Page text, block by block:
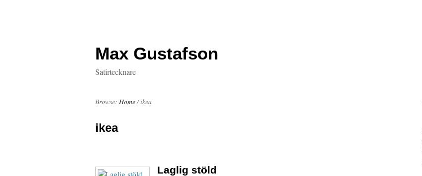
Max Gustafson
Satirtecknare
Browse: Home/ikea
ikea
Laglig stöld